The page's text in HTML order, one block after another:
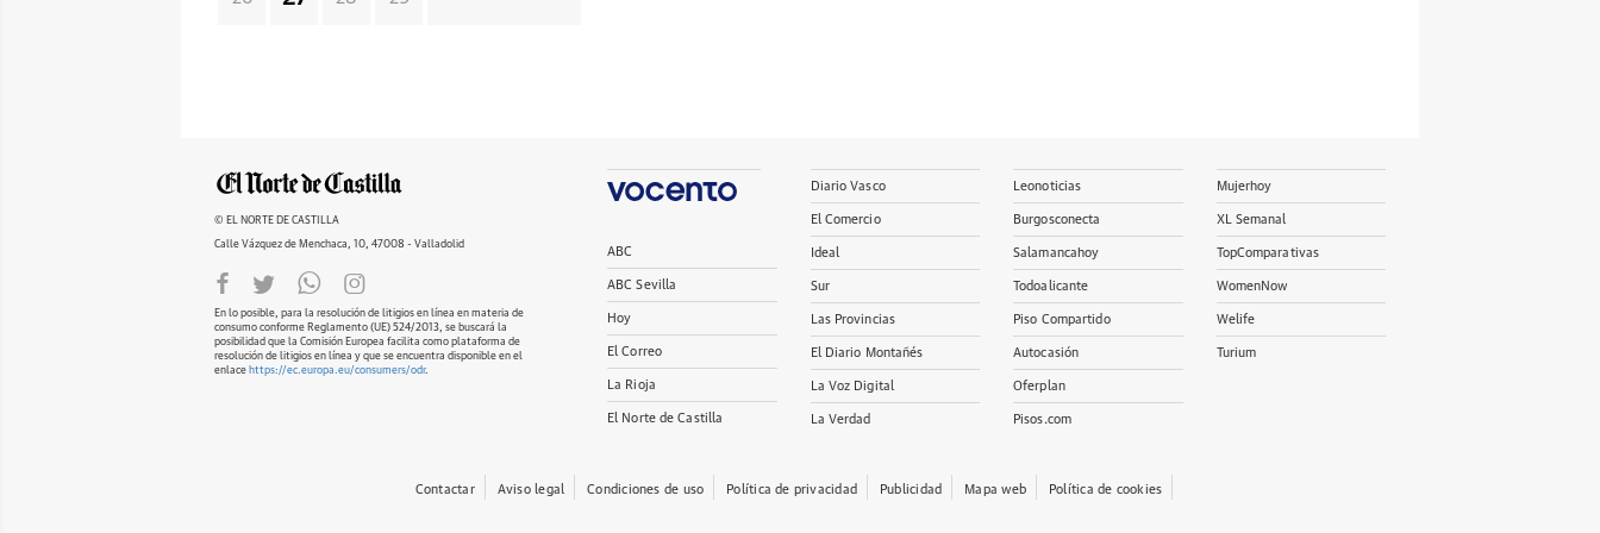
© EL NORTE DE CASTILLA
Calle Vázquez de Menchaca, 10, 47008 - Valladolid
En lo posible, para la resolución de litigios en línea en materia de
consumo conforme Reglamento (UE) 524/2013, se buscará la
posibilidad que la Comisión Europea facilita como plataforma de
resolución de litigios en línea y que se encuentra disponible en el
enlace https://ec.europa.eu/consumers/odr.
ABC
ABC Sevilla
Hoy
El Correo
La Rioja
El Norte de Castilla
Diario Vasco
El Comercio
Ideal
Sur
Las Provincias
El Diario Montañés
La Voz Digital
La Verdad
Leonoticias
Burgosconecta
Salamancahoy
Todoalicante
Piso Compartido
Autocasión
Oferplan
Pisos.com
Mujerhoy
XL Semanal
TopComparativas
WomenNow
Welife
Turium
Contactar Aviso legal Condiciones de uso Política de privacidad Publicidad Mapa web Política de cookies